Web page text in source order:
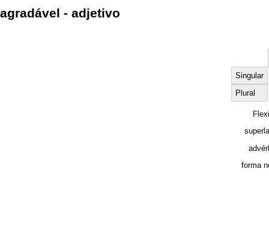
agradável - adjetivo
Singular
Plural
forma